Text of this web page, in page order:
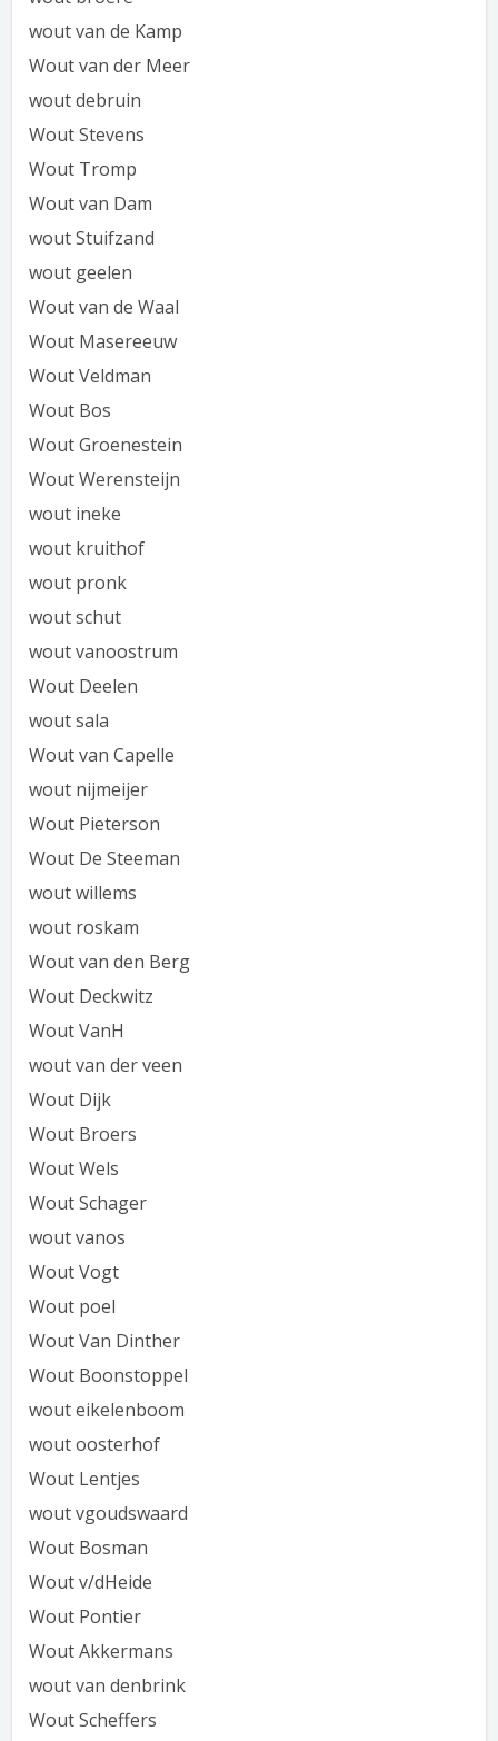
wout van de Kamp
Wout van der Meer
wout debruin
Wout Stevens
Wout Tromp
Wout van Dam
wout Stuifzand
wout geelen
Wout van de Waal
Wout Masereeuw
Wout Veldman
Wout Bos
Wout Groenestein
Wout Werensteijn
wout ineke
wout kruithof
wout pronk
wout schut
wout vanoostrum
Wout Deelen
wout sala
Wout van Capelle
wout nijmeijer
Wout Pieterson
Wout De Steeman
wout willems
wout roskam
Wout van den Berg
Wout Deckwitz
Wout VanH
wout van der veen
Wout Dijk
Wout Broers
Wout Wels
Wout Schager
wout vanos
Wout Vogt
Wout poel
Wout Van Dinther
Wout Boonstoppel
wout eikelenboom
wout oosterhof
Wout Lentjes
wout vgoudswaard
Wout Bosman
Wout v/dHeide
Wout Pontier
Wout Akkermans
wout van denbrink
Wout Scheffers